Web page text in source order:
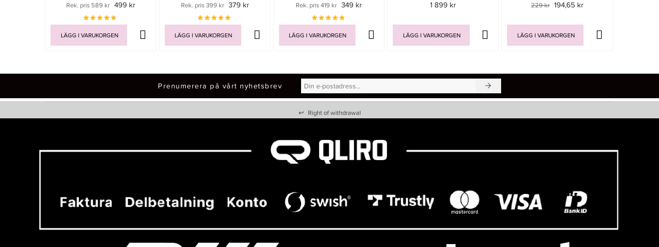
Rek. pris 589 kr 499 kr
LÄGG I VARUKORGEN
Rek. pris 399 kr 379 kr
LÄGG I VARUKORGEN
Rek. pris 419 kr 349 kr
LÄGG I VARUKORGEN
1 899 kr
LÄGG I VARUKORGEN
229 kr 194,65 kr
LÄGG I VARUKORGEN
Prenumerera på vårt nyhetsbrev
↩ Right of withdrawal